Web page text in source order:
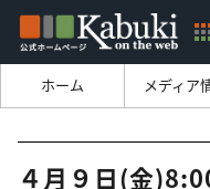
ホーム メディア
４月９日(金